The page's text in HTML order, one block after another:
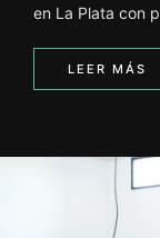
en La Plata con
LEER MÁS